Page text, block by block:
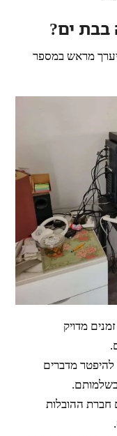
בבת ים?
מראש במספר
מדויק
להיפטר מדברים
בשלמותם.
ההובלות